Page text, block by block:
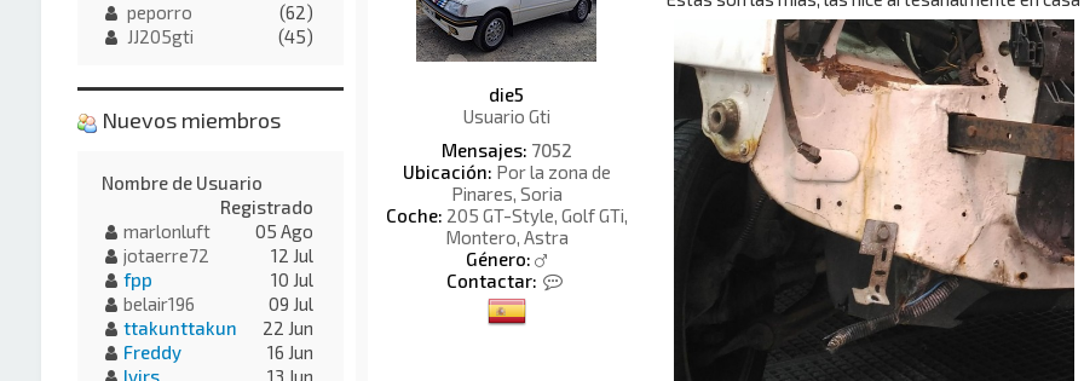
die5
Usuario Gti
Mensajes: 7052
Ubicación: Por la zona de
Pinares, Soria
Coche: 205 GT-Style, Golf GTi,
Montero, Astra
Género:
Contactar:
peporro
(62)
JJ205gti
(45)
Nuevos miembros
Nombre de Usuario
Registrado
marlonluft
05 Ago
jotaerre72
12 Jul
fpp
10 Jul
belair196
09 Jul
ttakunttakun
22 Jun
Freddy
16 Jun
Ivirs
13 Jun